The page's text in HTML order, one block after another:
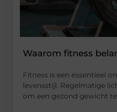
Waarom fitness
Fitness is een essentieel
levensstijl. Regelmatige
om een gezond gewicht